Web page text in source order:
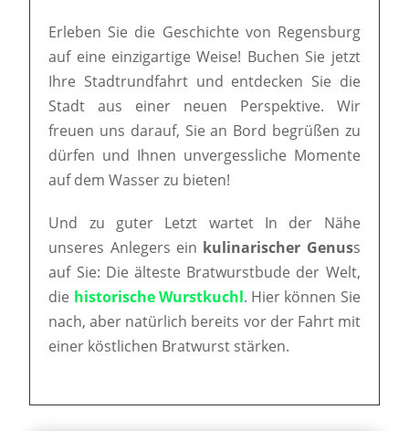
Erleben Sie die Geschichte von Regensburg
auf eine einzigartige Weise! Buchen Sie jetzt
Ihre Stadtrundfahrt und entdecken Sie die
Stadt aus einer neuen Perspektive. Wir
freuen uns darauf, Sie an Bord begrüßen zu
dürfen und Ihnen unvergessliche Momente
auf dem Wasser zu bieten!
Und zu guter Letzt wartet In der Nähe
unseres Anlegers ein kulinarischer Genuss
auf Sie: Die älteste Bratwurstbude der Welt,
die historische Wurstkuchl. Hier können Sie
nach, aber natürlich bereits vor der Fahrt mit
einer köstlichen Bratwurst stärken.